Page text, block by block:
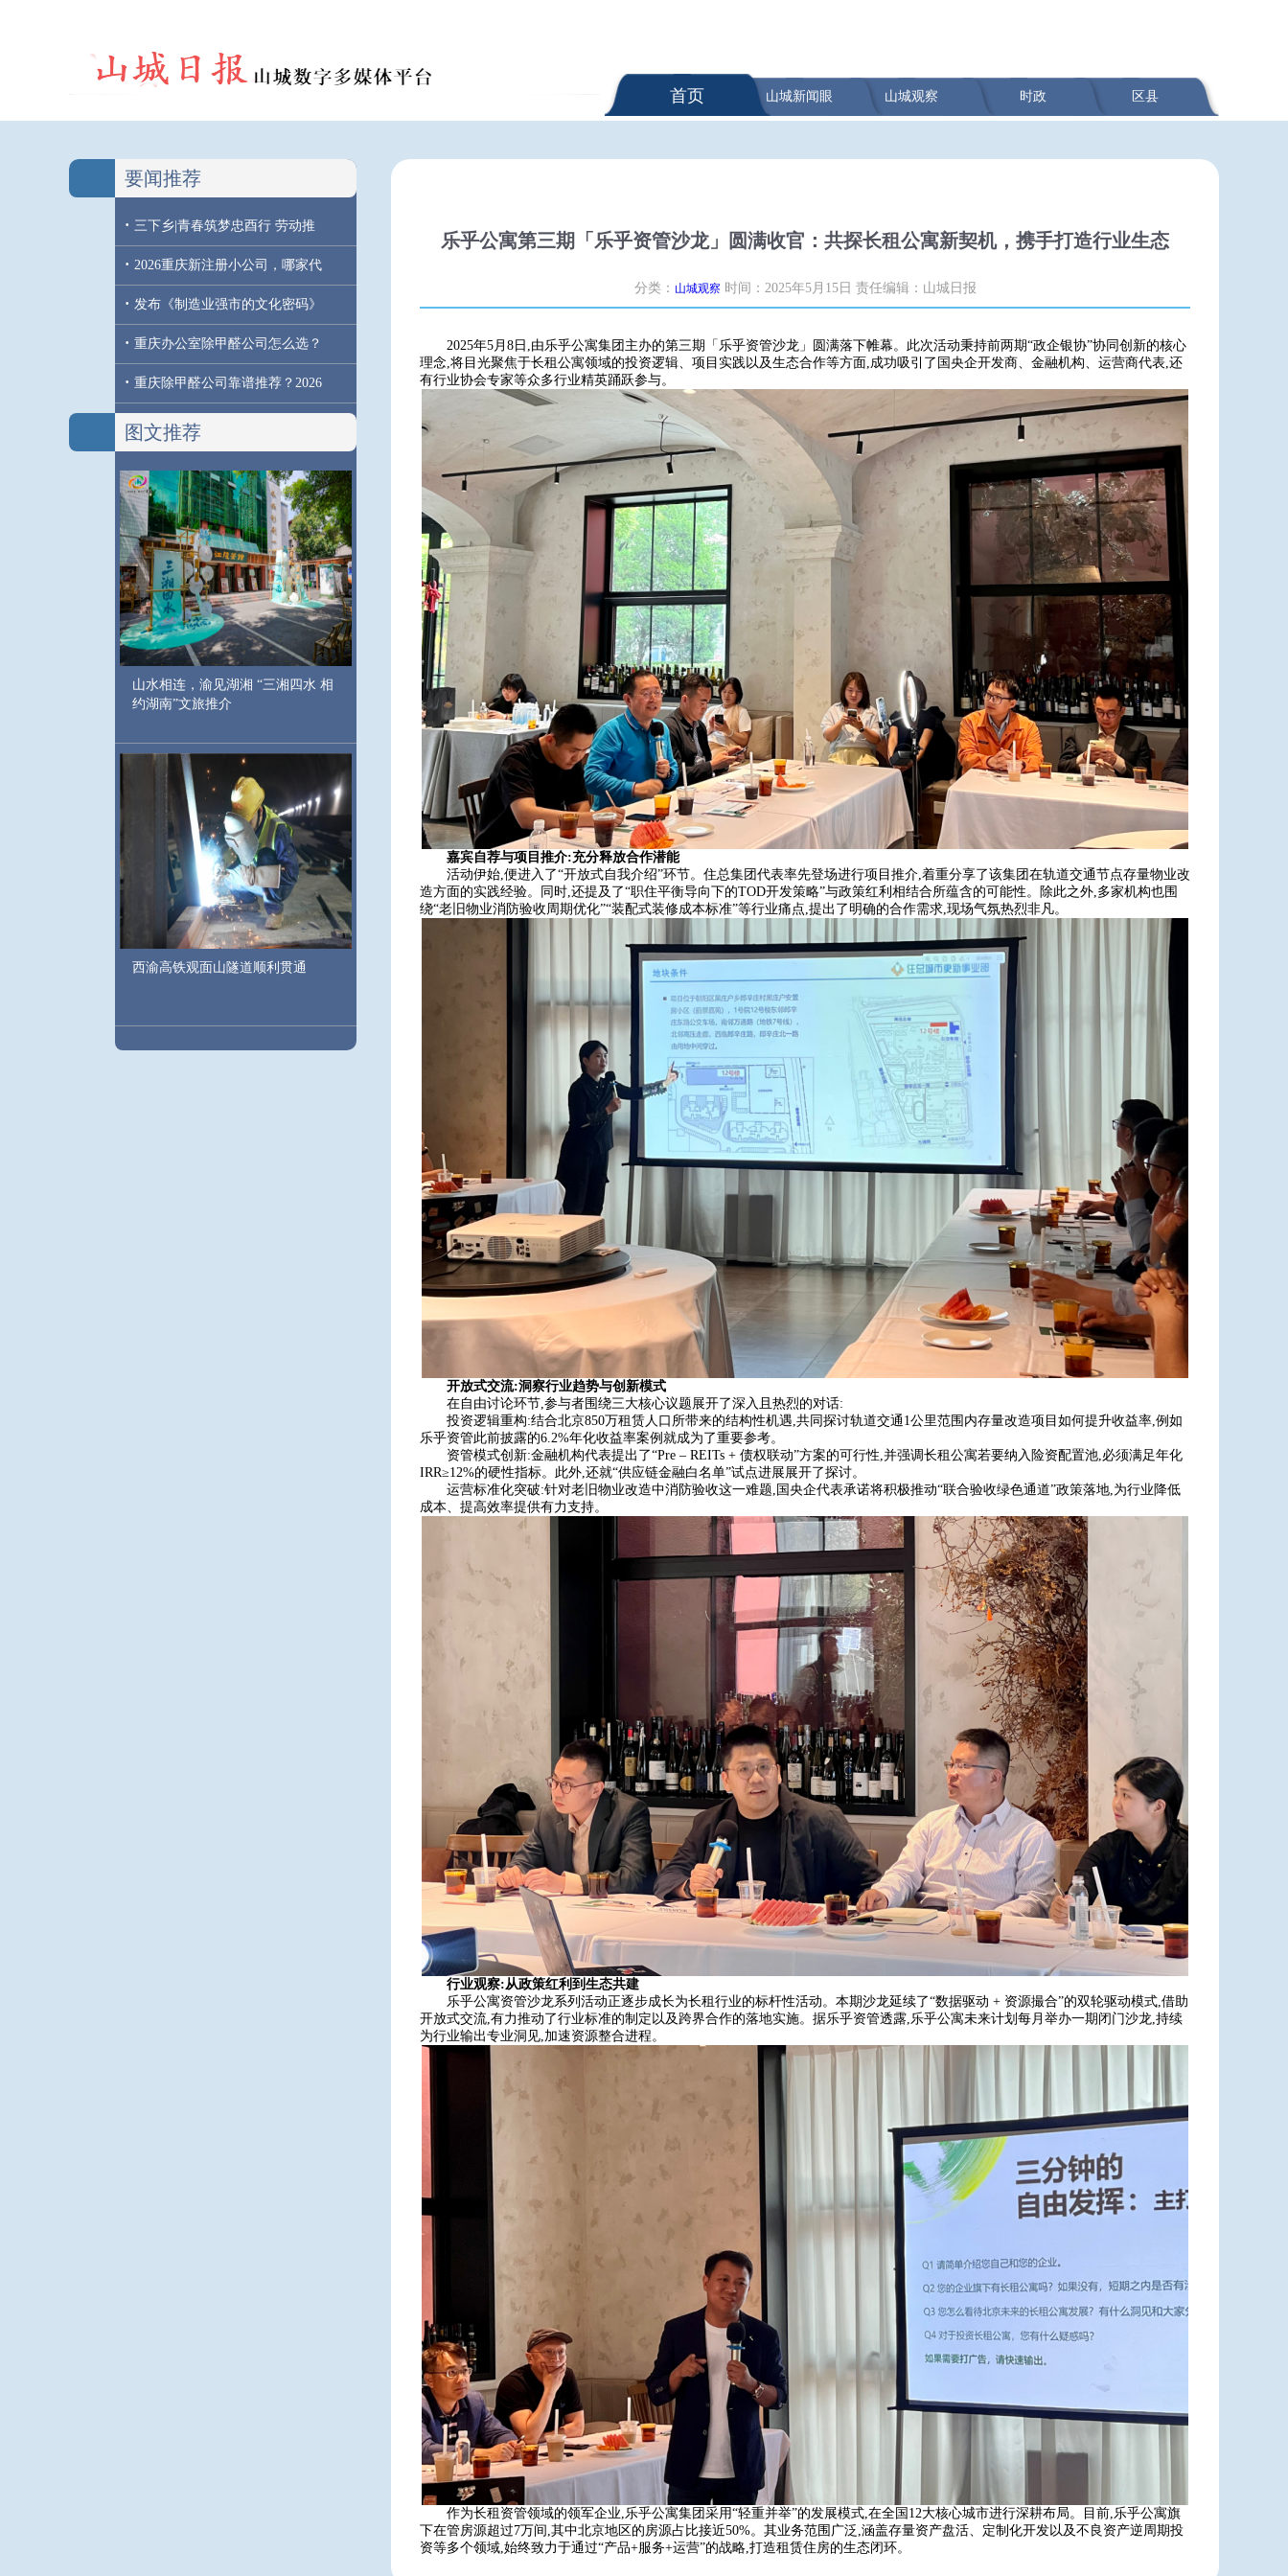
首页 山城新闻眼 山城观察 时政 区县
要闻推荐
· 三下乡|青春筑梦忠酉行 劳动推
· 2026重庆新注册小公司，哪家代
· 发布《制造业强市的文化密码》
· 重庆办公室除甲醛公司怎么选？
· 重庆除甲醛公司靠谱推荐？2026
图文推荐
山水相连，渝见湖湘 “三湘四水 相
约湖南”文旅推介
西渝高铁观面山隧道顺利贯通
乐乎公寓第三期「乐乎资管沙龙」圆满收官：共探长租公寓新契机，携手打造行业生态
分类： 山城观察 时间：2025年5月15日 责任编辑：山城日报
2025年5月8日,由乐乎公寓集团主办的第三期「乐乎资管沙龙」圆满落下帷幕。此次活动秉持前两期“政企银协”协同创新的核心
理念,将目光聚焦于长租公寓领域的投资逻辑、项目实践以及生态合作等方面,成功吸引了国央企开发商、金融机构、运营商代表,还
有行业协会专家等众多行业精英踊跃参与。
嘉宾自荐与项目推介:充分释放合作潜能
活动伊始,便进入了“开放式自我介绍”环节。住总集团代表率先登场进行项目推介,着重分享了该集团在轨道交通节点存量物业改
造方面的实践经验。同时,还提及了“职住平衡导向下的TOD开发策略”与政策红利相结合所蕴含的可能性。除此之外,多家机构也围
绕“老旧物业消防验收周期优化”“装配式装修成本标准”等行业痛点,提出了明确的合作需求,现场气氛热烈非凡。
开放式交流:洞察行业趋势与创新模式
在自由讨论环节,参与者围绕三大核心议题展开了深入且热烈的对话:
投资逻辑重构:结合北京850万租赁人口所带来的结构性机遇,共同探讨轨道交通1公里范围内存量改造项目如何提升收益率,例如
乐乎资管此前披露的6.2%年化收益率案例就成为了重要参考。
资管模式创新:金融机构代表提出了“Pre – REITs + 债权联动”方案的可行性,并强调长租公寓若要纳入险资配置池,必须满足年化
IRR≥12%的硬性指标。此外,还就“供应链金融白名单”试点进展展开了探讨。
运营标准化突破:针对老旧物业改造中消防验收这一难题,国央企代表承诺将积极推动“联合验收绿色通道”政策落地,为行业降低
成本、提高效率提供有力支持。
行业观察:从政策红利到生态共建
乐乎公寓资管沙龙系列活动正逐步成长为长租行业的标杆性活动。本期沙龙延续了“数据驱动 + 资源撮合”的双轮驱动模式,借助
开放式交流,有力推动了行业标准的制定以及跨界合作的落地实施。据乐乎资管透露,乐乎公寓未来计划每月举办一期闭门沙龙,持续
为行业输出专业洞见,加速资源整合进程。
作为长租资管领域的领军企业,乐乎公寓集团采用“轻重并举”的发展模式,在全国12大核心城市进行深耕布局。目前,乐乎公寓旗
下在管房源超过7万间,其中北京地区的房源占比接近50%。其业务范围广泛,涵盖存量资产盘活、定制化开发以及不良资产逆周期投
资等多个领域,始终致力于通过“产品+服务+运营”的战略,打造租赁住房的生态闭环。